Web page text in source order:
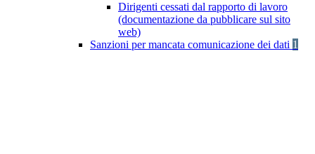
Dirigenti cessati dal rapporto di lavoro
(documentazione da pubblicare sul sito
web)
Sanzioni per mancata comunicazione dei dati 1